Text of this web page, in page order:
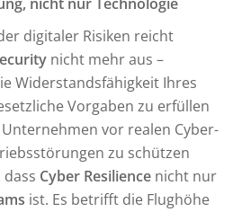
digitaler Risiken reicht
nicht mehr aus –
Widerstandsfähigkeit Ihres
Vorgaben zu erfüllen
vor realen Cyber-
zu schützen
Cyber Resilience nicht nur
ist. Es betrifft die Flughöhe